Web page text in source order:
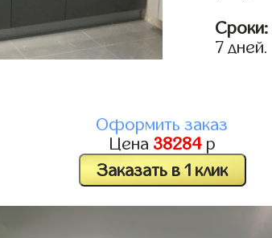
Сроки:
7 дней.
Оформить заказ
Цена 38284р
Заказать в 1 клик